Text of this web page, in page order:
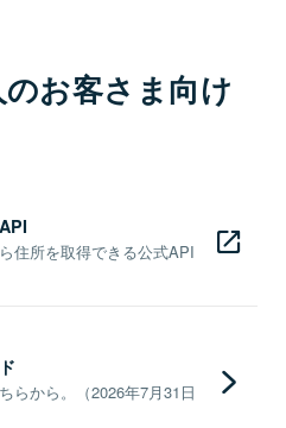
お客さま向け
住所を取得できる公式API
らから。（2026年7月31日